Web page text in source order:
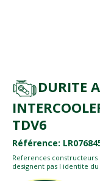
DURITE
TDV6
Référence:
References
designent pas l identite du